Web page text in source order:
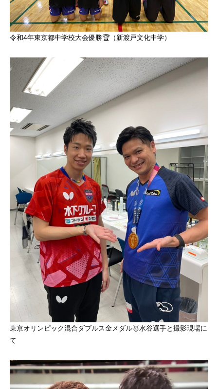
令和4年東京都中学校大会優勝🏆（新渡戸文化中学）
東京オリンピック混合ダブルス金メダル🥇水谷選手と撮影現場に
て